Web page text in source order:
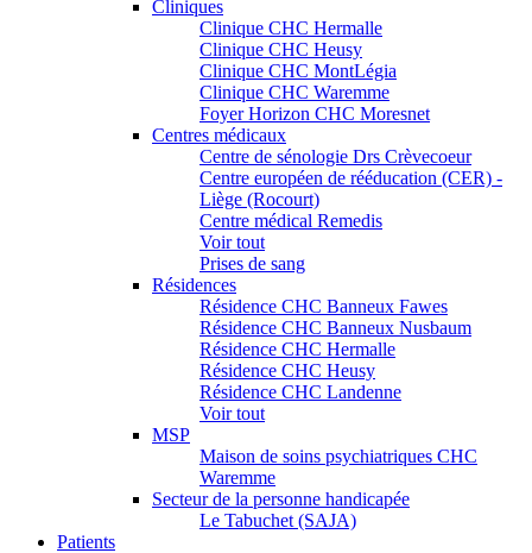
Cliniques
Clinique CHC Hermalle
Clinique CHC Heusy
Clinique CHC MontLégia
Clinique CHC Waremme
Foyer Horizon CHC Moresnet
Centres médicaux
Centre de sénologie Drs Crèvecoeur
Centre européen de rééducation (CER) -
Liège (Rocourt)
Centre médical Remedis
Voir tout
Prises de sang
Résidences
Résidence CHC Banneux Fawes
Résidence CHC Banneux Nusbaum
Résidence CHC Hermalle
Résidence CHC Heusy
Résidence CHC Landenne
Voir tout
MSP
Maison de soins psychiatriques CHC
Waremme
Secteur de la personne handicapée
Le Tabuchet (SAJA)
Patients